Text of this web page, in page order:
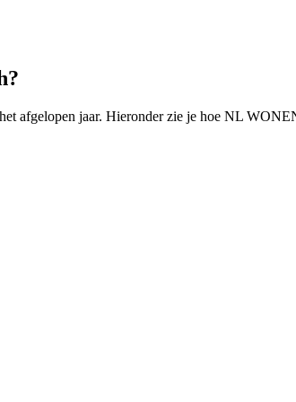
afgelopen jaar. Hieronder zie je hoe NL